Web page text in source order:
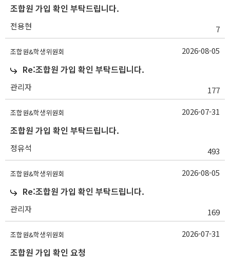
조합원 가입 확인 부탁드립니다.
전용현 7
조합원&학생위원회
Re:조합원 가입 확인 부탁드립니다.
관리자 177
2026-08-05
조합원&학생위원회
조합원 가입 확인 부탁드립니다.
정유석 493
2026-07-31
조합원&학생위원회
Re:조합원 가입 확인 부탁드립니다.
관리자 169
2026-08-05
조합원&학생위원회
조합원 가입 확인 요청
2026-07-31